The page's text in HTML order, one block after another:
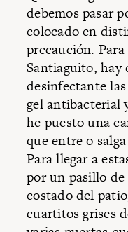
debemos pasar
colocado en
precaución.
Santiaguito, hay
desinfectante
gel antibacterial
he puesto una
que entre o
Para llegar a
por un pasillo
costado del
cuartitos grises